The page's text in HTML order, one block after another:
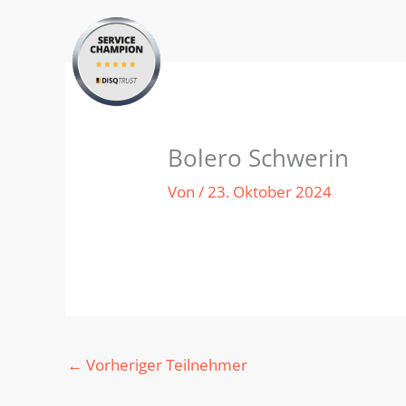
Bolero Schwerin
Von/23. Oktober 2024
← Vorheriger Teilnehmer